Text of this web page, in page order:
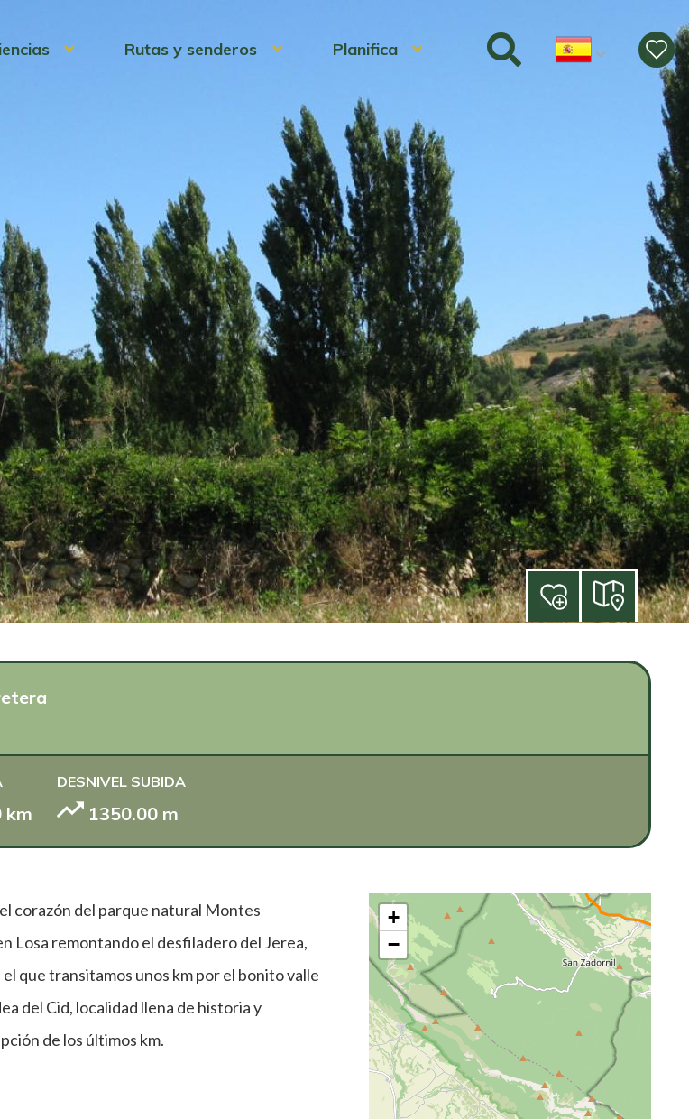
Rutas y senderos Planifica
km
DESNIVEL SUBIDA
1350.00 m
corazón del parque natural Montes
Losa remontando el desfiladero del Jerea,
que transitamos unos km por el bonito valle
del Cid, localidad llena de historia y
de los últimos km.
+
−